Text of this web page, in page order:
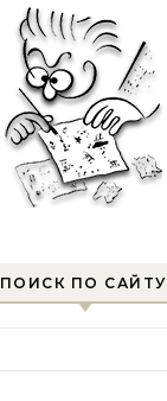
ПОИСК ПО САЙТУ